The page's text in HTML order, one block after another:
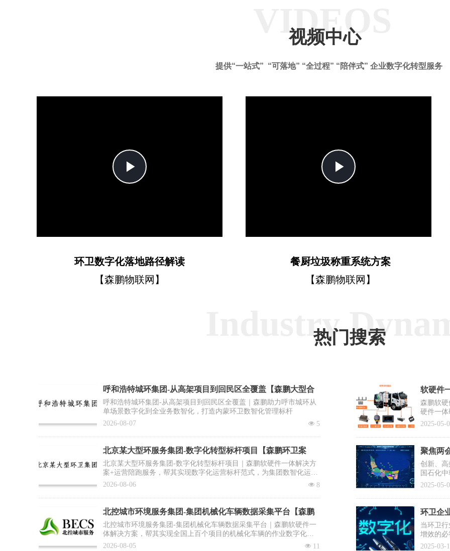
提供“一站式” “可落地” “全过程” “陪伴式” 企业数字化转型服务
VIDEOS
视频中心
Play
环卫数字化落地路径解读
【森鹏物联网】
Play
餐厨垃圾称重系统方案
【森鹏物联网】
呼和浩特城环集团-从高架项目到回民区全覆盖【森鹏大型合
作案例】
呼和浩特城环集团-从高架项目到回民区全覆盖｜森鹏助力呼市城环从
单场景数字化到全业务数智化，打造内蒙环卫数智化管理标杆
넶 5
2026-08-07
北京某大型环服务集团-数字化转型标杆项目【森鹏环卫案
例】
北京某大型环服务集团-数字化转型标杆项目｜森鹏软硬件一体解决方
案+运营陪跑服务，帮其实现数字化运营标杆范式，为集团数智化运营
推广复制提供标杆范式
넶 8
2026-08-06
北控城市环境服务集团-集团机械化车辆数据采集平台【森鹏
合作案例】
北控城市环境服务集团-集团机械化车辆数据采集平台｜森鹏软硬件一
体解决方案，帮其实现全国上百个项目的机械化车辆的作业数字化，
为集团数智化运营打好基础
넶 11
2026-08-05
Industry热门搜索
软硬件
森鹏软
硬件一
出
2025-05-
聚焦两
创新、
国石化
需要企
士、清
降低前端
2025-05-
环卫企
当环卫
增效的必
入百万
2025-03-